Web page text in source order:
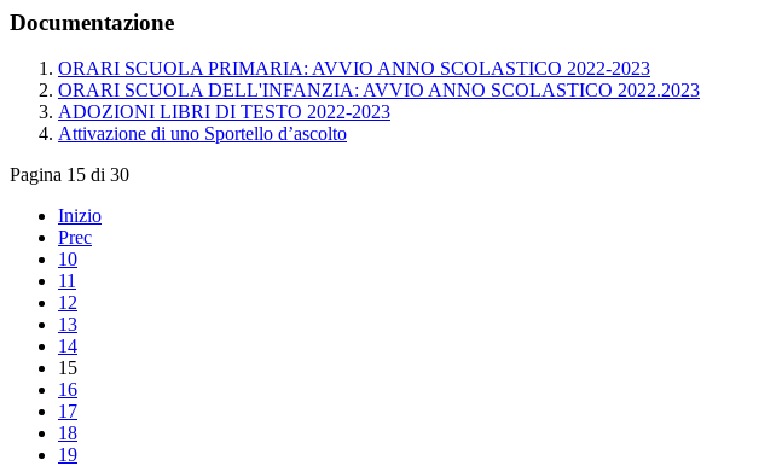
Documentazione
ORARI SCUOLA PRIMARIA: AVVIO ANNO SCOLASTICO 2022-2023
ORARI SCUOLA DELL'INFANZIA: AVVIO ANNO SCOLASTICO 2022.2023
ADOZIONI LIBRI DI TESTO 2022-2023
Attivazione di uno Sportello d’ascolto
Pagina 15 di 30
Inizio
Prec
10
11
12
13
14
15
16
17
18
19